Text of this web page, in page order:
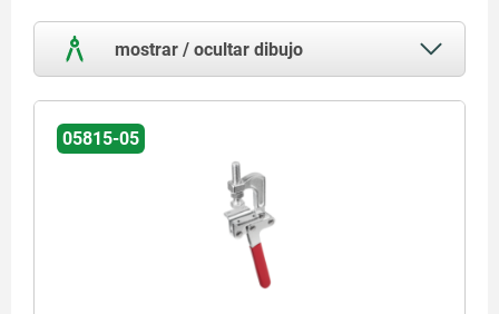
mostrar / ocultar dibujo
05815-05